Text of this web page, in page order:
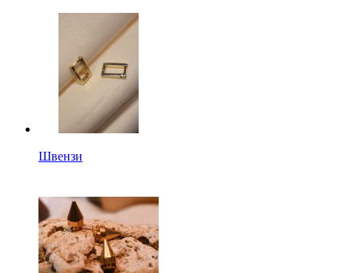
Швензи